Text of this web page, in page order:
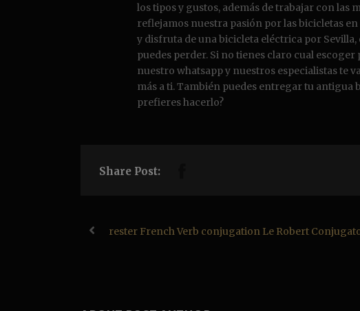
los tipos y gustos, además de trabajar con las
reflejamos nuestra pasión por las bicicletas
y disfruta de una bicicleta eléctrica por Sevilla,
puedes perder. Si no tienes claro cual
nuestro whatsapp y nuestros especialistas te
más a ti. También puedes entregar tu antigua
prefieres hacerlo?
Share Post:
rester French Verb conjugation Le Robert